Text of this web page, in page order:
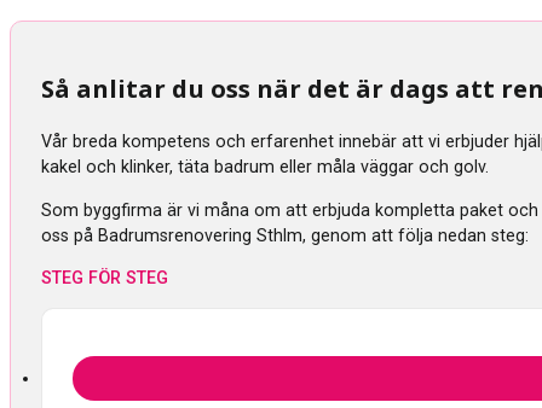
Så anlitar du oss när det är dags att
Vår breda kompetens och erfarenhet innebär att vi erbjuder
kakel och klinker, täta badrum eller måla väggar och golv.
Som byggfirma är vi måna om att erbjuda kompletta paket
oss på Badrumsrenovering Sthlm, genom att följa nedan steg:
STEG FÖR STEG